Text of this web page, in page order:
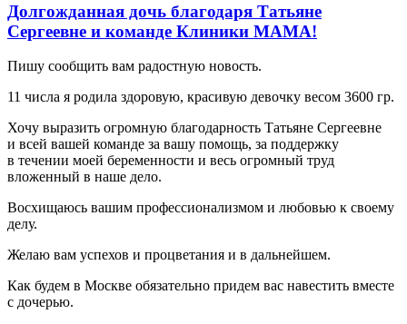
Долгожданная дочь благодаря Татьяне
Сергеевне и команде Клиники МАМА!
Пишу сообщить вам радостную новость.
11 числа я родила здоровую, красивую девочку весом 3600 гр.
Хочу выразить огромную благодарность Татьяне Сергеевне
и всей вашей команде за вашу помощь, за поддержку
в течении моей беременности и весь огромный труд
вложенный в наше дело.
Восхищаюсь вашим профессионализмом и любовью к своему
делу.
Желаю вам успехов и процветания и в дальнейшем.
Как будем в Москве обязательно придем вас навестить вместе
с дочерью.